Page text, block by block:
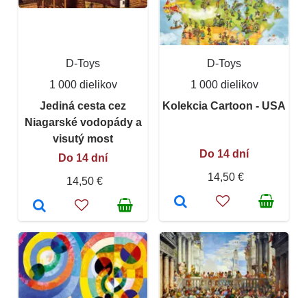
D-Toys
1 000 dielikov
Jediná cesta cez
Niagarské vodopády a
visutý most
Do 14 dní
14,50 €
D-Toys
1 000 dielikov
Kolekcia Cartoon - USA
Do 14 dní
14,50 €